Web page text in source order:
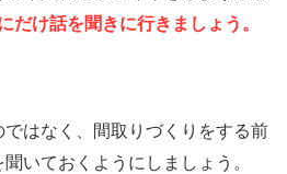
だけ話を聞きに行きましょう。
はなく、間取りづくりをする前
いておくようにしましょう。